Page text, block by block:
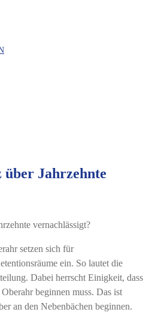
über Jahrzehnte
setzen sich für
ein. So lautet die
Dabei herrscht Einigkeit, dass
beginnen muss. Das ist
an den Nebenbächen beginnen.